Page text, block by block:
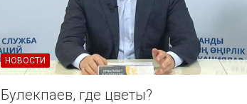
НОВОСТИ
Булекпаев, где цветы?